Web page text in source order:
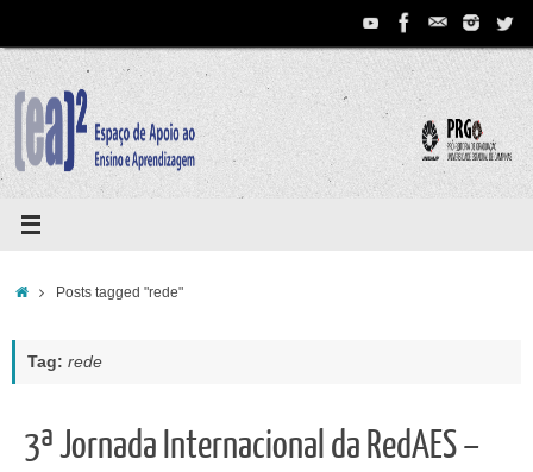
conteúdo
HomePosts tagged "rede"
Tag: rede
3ª Jornada Internacional da RedAES –